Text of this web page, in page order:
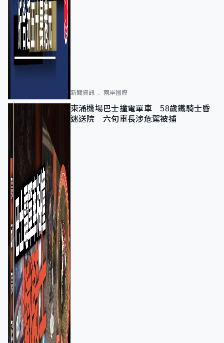
新聞資訊 兩岸國際
東涌機場巴士撞電單車 58歲鐵騎士昏
迷送院 六旬車長涉危駕被捕